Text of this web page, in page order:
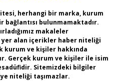
herhangi bir marka, kurum
bağlantısı bulunmamaktadır.
makaleler
yer alan içerikler haber niteliği
kurum ve kişiler hakkında
Gerçek kurum ve kişiler ile isim
Sitemizdeki bilgiler
niteliği taşımazlar.